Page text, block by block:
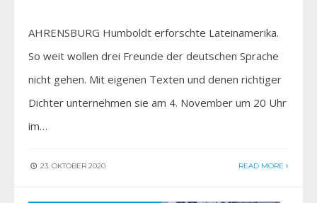
AHRENSBURG Humboldt erforschte Lateinamerika.
So weit wollen drei Freunde der deutschen Sprache
nicht gehen. Mit eigenen Texten und denen richtiger
Dichter unternehmen sie am 4. November um 20 Uhr
im…
23. OKTOBER 2020 READ MORE